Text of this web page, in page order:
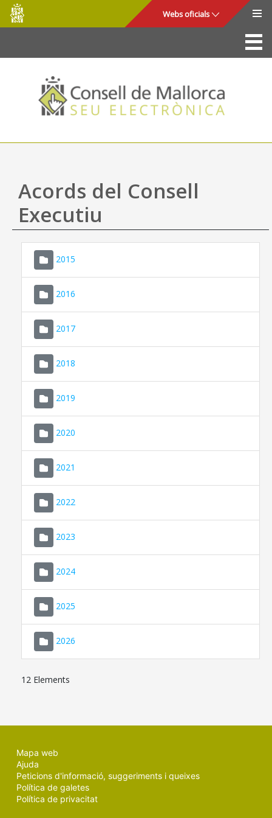
Salta al contingut principal
Consell
de
Mallorca
Webs oficials
La Seu
Consell de Mallorca
Accés i seguretat
Utilitats
Ajuda
Acords del Consell
Executiu
2015
2016
2017
2018
2019
2020
2021
2022
2023
2024
2025
2026
12 Elements
Mapa web
Ajuda
Peticions d'informació, suggeriments i queixes
Política de galetes
Política de privacitat